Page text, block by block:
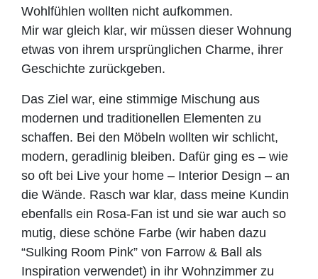
Wohlfühlen wollten nicht aufkommen.
Mir war gleich klar, wir müssen dieser Wohnung
etwas von ihrem ursprünglichen Charme, ihrer
Geschichte zurückgeben.
Das Ziel war, eine stimmige Mischung aus
modernen und traditionellen Elementen zu
schaffen. Bei den Möbeln wollten wir schlicht,
modern, geradlinig bleiben. Dafür ging es – wie
so oft bei Live your home – Interior Design – an
die Wände. Rasch war klar, dass meine Kundin
ebenfalls ein Rosa-Fan ist und sie war auch so
mutig, diese schöne Farbe (wir haben dazu
“Sulking Room Pink” von Farrow & Ball als
Inspiration verwendet) in ihr Wohnzimmer zu